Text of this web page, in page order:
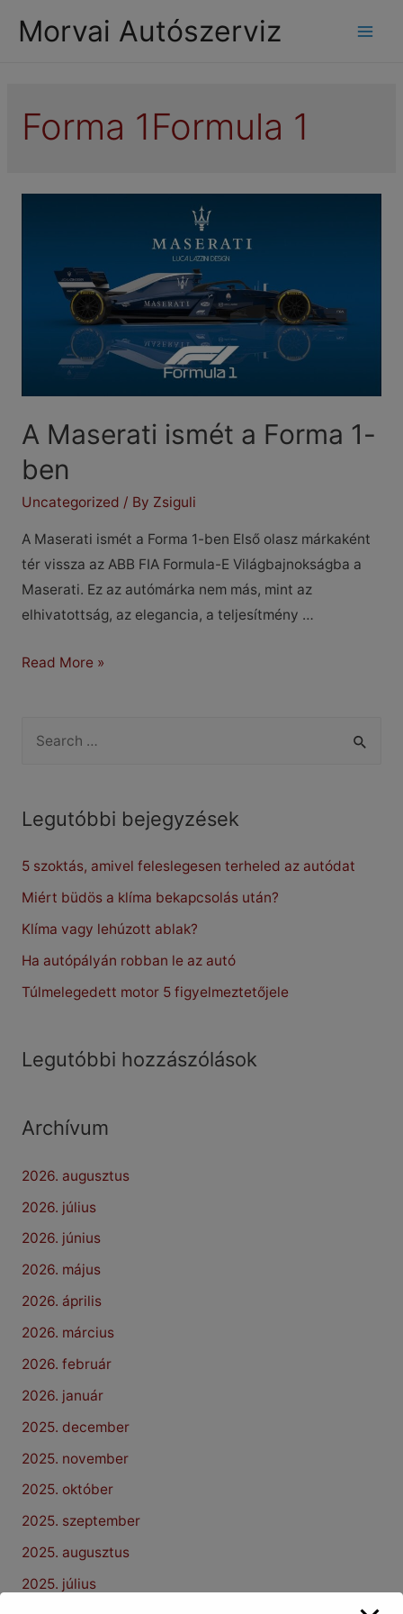
Morvai Autószerviz
Forma 1Formula 1
A Maserati ismét a Forma 1-
ben
Uncategorized / By Zsiguli
A Maserati ismét a Forma 1-ben Első olasz márkaként
tér vissza az ABB FIA Formula-E Világbajnokságba a
Maserati. Ez az autómárka nem más, mint az
elhivatottság, az elegancia, a teljesítmény …
A
ben
Read More »
r
h
f
o
r
Legutóbbi bejegyzések
5 szoktás, amivel feleslegesen terheled az autódat
Miért büdös a klíma bekapcsolás után?
Klíma vagy lehúzott ablak?
Ha autópályán robban le az autó
Túlmelegedett motor 5 figyelmeztetőjele
Legutóbbi hozzászólások
Archívum
2026. augusztus
2026. július
2026. június
2026. május
2026. április
2026. március
2026. február
2026. január
2025. december
2025. november
2025. október
2025. szeptember
2025. augusztus
2025. július